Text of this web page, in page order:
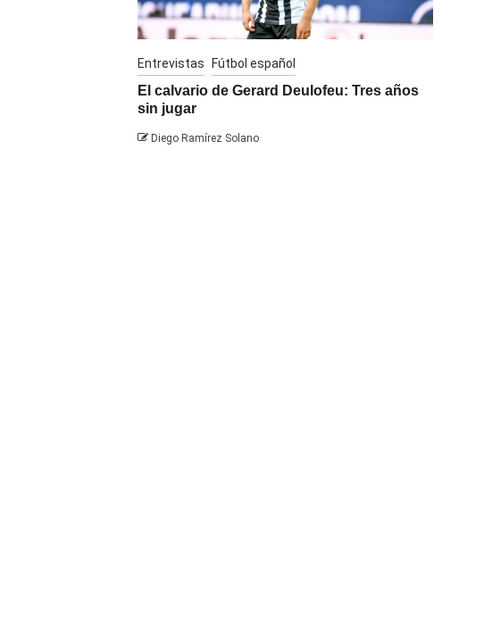
Entrevistas Fútbol español
El calvario de Gerard Deulofeu: Tres años
sin jugar
Diego Ramírez Solano